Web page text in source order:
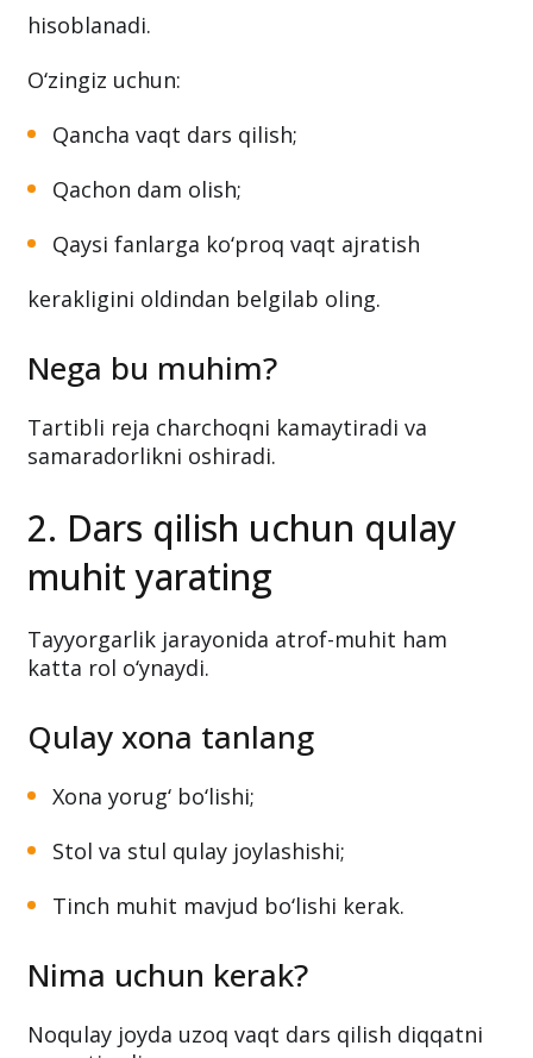
hisoblanadi.
O‘zingiz uchun:
Qancha vaqt dars qilish;
Qachon dam olish;
Qaysi fanlarga ko‘proq vaqt ajratish
kerakligini oldindan belgilab oling.
Nega bu muhim?
Tartibli reja charchoqni kamaytiradi va
samaradorlikni oshiradi.
2. Dars qilish uchun qulay
muhit yarating
Tayyorgarlik jarayonida atrof-muhit ham
katta rol o‘ynaydi.
Qulay xona tanlang
Xona yorug‘ bo‘lishi;
Stol va stul qulay joylashishi;
Tinch muhit mavjud bo‘lishi kerak.
Nima uchun kerak?
Noqulay joyda uzoq vaqt dars qilish diqqatni